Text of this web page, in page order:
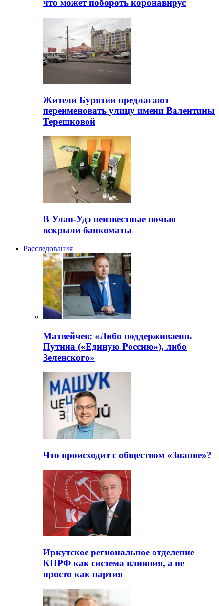
что может побороть коронавирус
Жители Бурятии предлагают
переименовать улицу имени Валентины
Терешковой
В Улан-Удэ неизвестные ночью
вскрыли банкоматы
Расследования
Матвейчев: «Либо поддерживаешь
Путина («Единую Россию»), либо
Зеленского»
Что происходит с обществом «Знание»?
Иркутское региональное отделение
КПРФ как система влияния, а не
просто как партия